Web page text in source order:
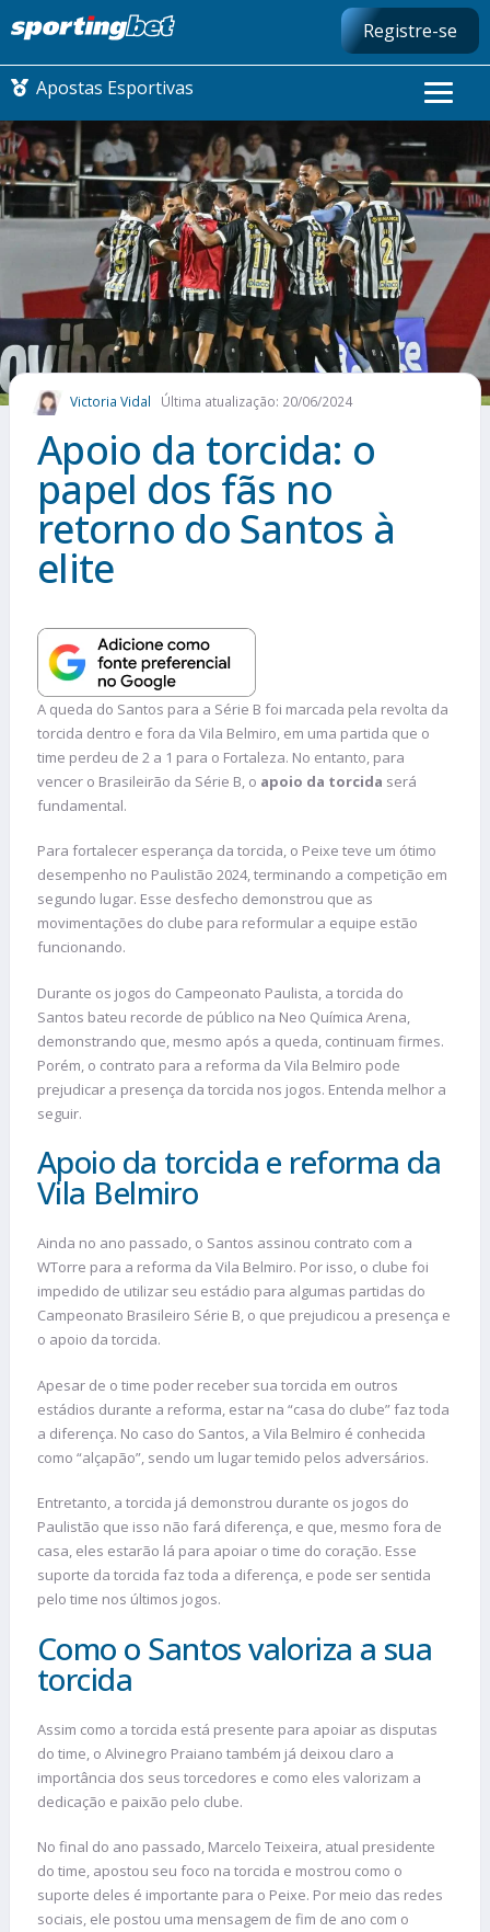
Registre-se
Apostas Esportivas
CONMEBOL LIBERTADORES
FUTEBOL NACIONAL
FUTEBOL INTERNACIONAL
COMO APOSTAR
MAIS ESPORTES
Victoria Vidal Última atualização: 20/06/2024
Apoio da torcida: o
papel dos fãs no
retorno do Santos à
elite
A queda do Santos para a Série B foi marcada pela revolta da
torcida dentro e fora da Vila Belmiro, em uma partida que o
time perdeu de 2 a 1 para o Fortaleza. No entanto, para
vencer o Brasileirão da Série B, o apoio da torcida será
fundamental.
Para fortalecer esperança da torcida, o Peixe teve um ótimo
desempenho no Paulistão 2024, terminando a competição em
segundo lugar. Esse desfecho demonstrou que as
movimentações do clube para reformular a equipe estão
funcionando.
Durante os jogos do Campeonato Paulista, a torcida do
Santos bateu recorde de público na Neo Química Arena,
demonstrando que, mesmo após a queda, continuam firmes.
Porém, o contrato para a reforma da Vila Belmiro pode
prejudicar a presença da torcida nos jogos. Entenda melhor a
seguir.
Apoio da torcida e reforma da
Vila Belmiro
Ainda no ano passado, o Santos assinou contrato com a
WTorre para a reforma da Vila Belmiro. Por isso, o clube foi
impedido de utilizar seu estádio para algumas partidas do
Campeonato Brasileiro Série B, o que prejudicou a presença e
o apoio da torcida.
Apesar de o time poder receber sua torcida em outros
estádios durante a reforma, estar na “casa do clube” faz toda
a diferença. No caso do Santos, a Vila Belmiro é conhecida
como “alçapão”, sendo um lugar temido pelos adversários.
Entretanto, a torcida já demonstrou durante os jogos do
Paulistão que isso não fará diferença, e que, mesmo fora de
casa, eles estarão lá para apoiar o time do coração. Esse
suporte da torcida faz toda a diferença, e pode ser sentida
pelo time nos últimos jogos.
Como o Santos valoriza a sua
torcida
Assim como a torcida está presente para apoiar as disputas
do time, o Alvinegro Praiano também já deixou claro a
importância dos seus torcedores e como eles valorizam a
dedicação e paixão pelo clube.
No final do ano passado, Marcelo Teixeira, atual presidente
do time, apostou seu foco na torcida e mostrou como o
suporte deles é importante para o Peixe. Por meio das redes
sociais, ele postou uma mensagem de fim de ano com o